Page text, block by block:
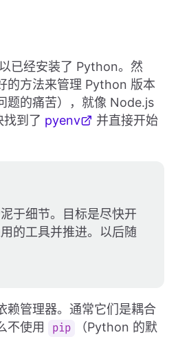
已经安装了 Python。然
的方法来管理 Python 版本
题的痛苦），就像 Node.js
找到了 pyenv
并直接开始
于细节。目标是尽快开
的工具并推进。以后随
赖管理器。通常它们是耦合
不使用
pip
（Python 的默